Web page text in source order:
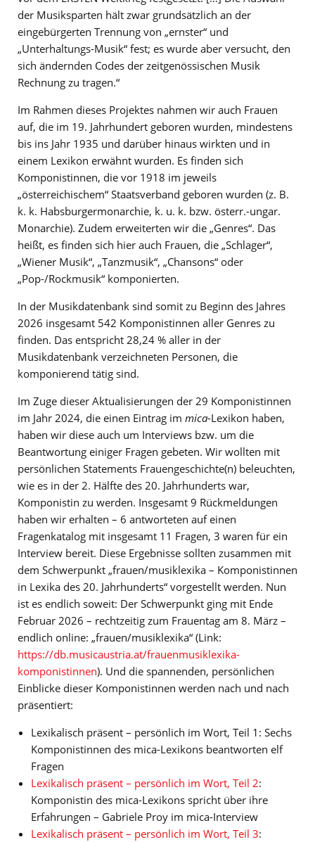
der Musiksparten hält zwar grundsätzlich an der
eingebürgerten Trennung von „ernster“ und
„Unterhaltungs-Musik“ fest; es wurde aber versucht, den
sich ändernden Codes der zeitgenössischen Musik
Rechnung zu tragen.“
Im Rahmen dieses Projektes nahmen wir auch Frauen
auf, die im 19. Jahrhundert geboren wurden, mindestens
bis ins Jahr 1935 und darüber hinaus wirkten und in
einem Lexikon erwähnt wurden. Es finden sich
Komponistinnen, die vor 1918 im jeweils
„österreichischem“ Staatsverband geboren wurden (z. B.
k. k. Habsburgermonarchie, k. u. k. bzw. österr.-ungar.
Monarchie). Zudem erweiterten wir die „Genres“. Das
heißt, es finden sich hier auch Frauen, die „Schlager“,
„Wiener Musik“, „Tanzmusik“, „Chansons“ oder
„Pop-/Rockmusik“ komponierten.
In der Musikdatenbank sind somit zu Beginn des Jahres
2026 insgesamt 542 Komponistinnen aller Genres zu
finden. Das entspricht 28,24 % aller in der
Musikdatenbank verzeichneten Personen, die
komponierend tätig sind.
Im Zuge dieser Aktualisierungen der 29 Komponistinnen
im Jahr 2024, die einen Eintrag im mica-Lexikon haben,
haben wir diese auch um Interviews bzw. um die
Beantwortung einiger Fragen gebeten. Wir wollten mit
persönlichen Statements Frauengeschichte(n) beleuchten,
wie es in der 2. Hälfte des 20. Jahrhunderts war,
Komponistin zu werden. Insgesamt 9 Rückmeldungen
haben wir erhalten – 6 antworteten auf einen
Fragenkatalog mit insgesamt 11 Fragen, 3 waren für ein
Interview bereit. Diese Ergebnisse sollten zusammen mit
dem Schwerpunkt „frauen/musiklexika – Komponistinnen
in Lexika des 20. Jahrhunderts“ vorgestellt werden. Nun
ist es endlich soweit: Der Schwerpunkt ging mit Ende
Februar 2026 – rechtzeitig zum Frauentag am 8. März –
endlich online: „frauen/musiklexika“ (Link:
https://db.musicaustria.at/frauenmusiklexika-
komponistinnen). Und die spannenden, persönlichen
Einblicke dieser Komponistinnen werden nach und nach
präsentiert:
Lexikalisch präsent – persönlich im Wort, Teil 1: Sechs
Komponistinnen des mica-Lexikons beantworten elf
Fragen
Lexikalisch präsent – persönlich im Wort, Teil 2:
Komponistin des mica-Lexikons spricht über ihre
Erfahrungen – Gabriele Proy im mica-Interview
Lexikalisch präsent – persönlich im Wort, Teil 3: